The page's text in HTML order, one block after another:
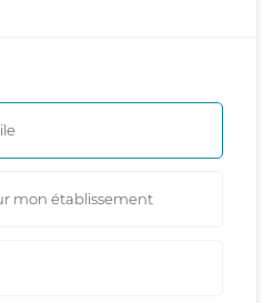
mon établissement